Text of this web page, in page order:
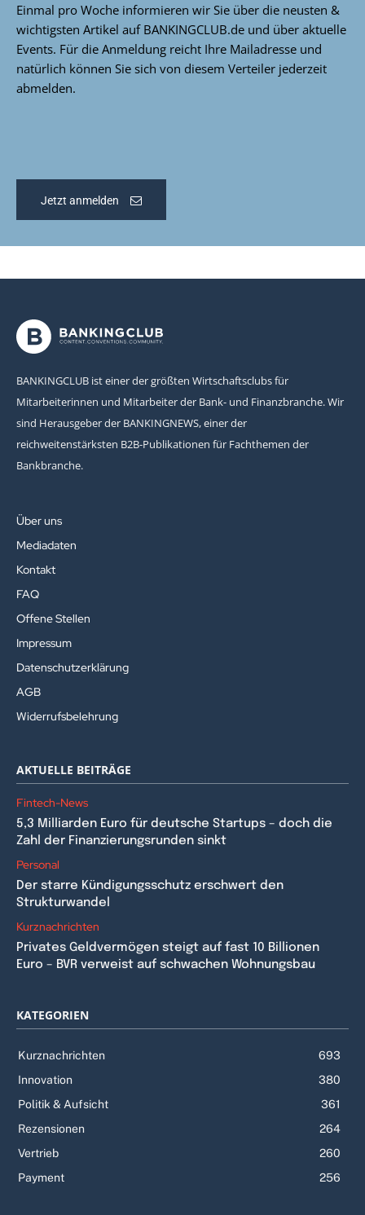
Einmal pro Woche informieren wir Sie über die neusten &
wichtigsten Artikel auf BANKINGCLUB.de und über aktuelle
Events. Für die Anmeldung reicht Ihre Mailadresse und
natürlich können Sie sich von diesem Verteiler jederzeit
abmelden.
Jetzt anmelden
BANKINGCLUB ist einer der größten Wirtschaftsclubs für
Mitarbeiterinnen und Mitarbeiter der Bank- und Finanzbranche. Wir
sind Herausgeber der BANKINGNEWS, einer der
reichweitenstärksten B2B-Publikationen für Fachthemen der
Bankbranche.
Über uns
Mediadaten
Kontakt
FAQ
Offene Stellen
Impressum
Datenschutzerklärung
AGB
Widerrufsbelehrung
AKTUELLE BEITRÄGE
Fintech-News
5,3 Milliarden Euro für deutsche Startups – doch die
Zahl der Finanzierungsrunden sinkt
Personal
Der starre Kündigungsschutz erschwert den
Strukturwandel
Kurznachrichten
Privates Geldvermögen steigt auf fast 10 Billionen
Euro – BVR verweist auf schwachen Wohnungsbau
KATEGORIEN
Kurznachrichten
693
Innovation
380
Politik & Aufsicht
361
Rezensionen
264
Vertrieb
260
Payment
256